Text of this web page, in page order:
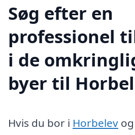
Søg efter en
professionel
i de
byer til
Hvis du bor i Horbelev